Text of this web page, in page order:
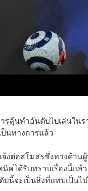
ลุ้นทำอันดับไปเล่นใน
นทางการแล้ว
ต่อสโมสรซึ่งทางด้าน
คได้รับทราบเรื่องนี้แ
จะเป็นสิ่งที่แทบเป็นไป